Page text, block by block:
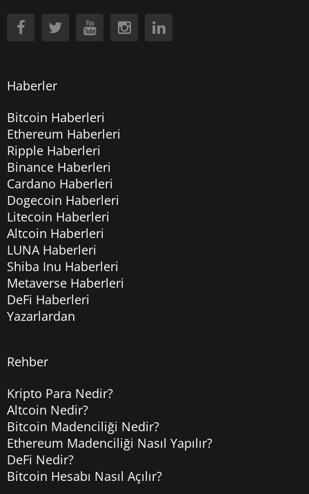
Haberler
Bitcoin Haberleri
Ethereum Haberleri
Ripple Haberleri
Binance Haberleri
Cardano Haberleri
Dogecoin Haberleri
Litecoin Haberleri
Altcoin Haberleri
LUNA Haberleri
Shiba Inu Haberleri
Metaverse Haberleri
DeFi Haberleri
Yazarlardan
Rehber
Kripto Para Nedir?
Altcoin Nedir?
Bitcoin Madenciliği Nedir?
Ethereum Madenciliği Nasıl Yapılır?
DeFi Nedir?
Bitcoin Hesabı Nasıl Açılır?